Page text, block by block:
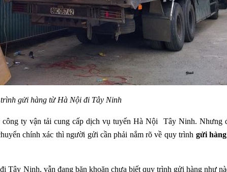
gửi hàng từ Hà Nội đi Tây Ninh
ty vận tải cung cấp dịch vụ tuyến Hà Nội Tây Ninh. Nhưng
chính xác thì người gửi cần phải nắm rõ về quy trình gửi
Tây Ninh, vẫn đang băn khoăn chưa biết quy trình gửi hàng như